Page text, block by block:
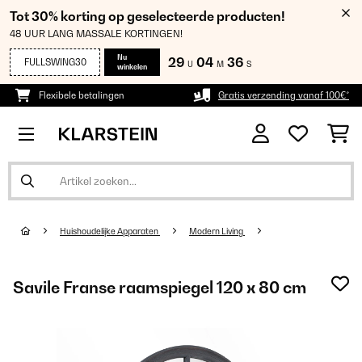
Tot 30% korting op geselecteerde producten!
48 UUR LANG MASSALE KORTINGEN!
FULLSWING30
Nu
winkelen
29 U 04 M 34 S
Flexibele betalingen Gratis verzending vanaf 100€*
Huishoudelijke Apparaten Modern Living
Savile Franse raamspiegel 120 x 80 cm